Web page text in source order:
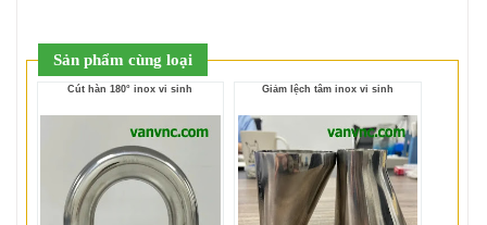
Sản phẩm cùng loại
Cút hàn 180° inox vi sinh Giảm lệch tâm inox vi sinh